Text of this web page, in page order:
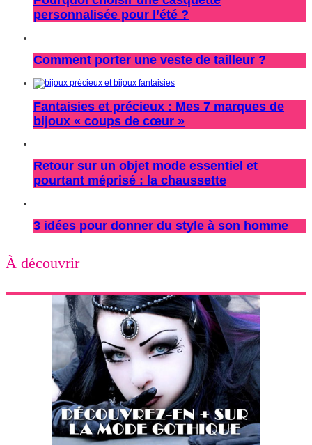
personnalisée pour l’été ?
Comment porter une veste de tailleur ?
Fantaisies et précieux : Mes 7 marques de
bijoux « coups de cœur »
Retour sur un objet mode essentiel et
pourtant méprisé : la chaussette
3 idées pour donner du style à son homme
À découvrir